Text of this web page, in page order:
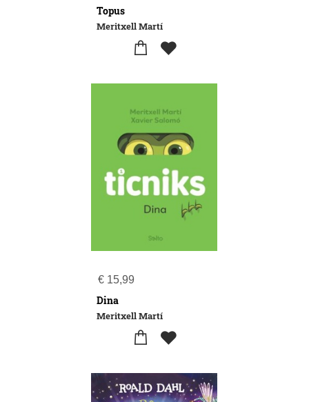
Topus
Meritxell Martí
€ 15,99
Dina
Meritxell Martí